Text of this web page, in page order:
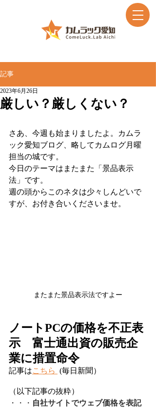
記事
厳しい？厳しくない？
2023年6月26日
さあ、今週も始まりましたよ。カムラ
ック愛知ブログ、略してカムログ月曜
担当の城です。
今日のテーマはまたまた「景品表示
法」です。
週の頭からこのネタは少々しんどいで
すが、お付き合いくださいませ。
またまた景品表示法ですよー
ノートPCの価格を不正表
示　富士通出資の販売企
業に措置命令
記事はこちら (毎日新聞）
（以下記事の抜粋）
・・・ 自社サイトでウェブ価格を表記